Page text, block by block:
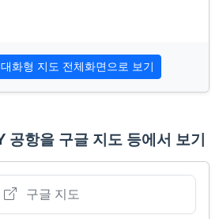
화형 지도 전체화면으로 보기
공항을 구글 지도 등에서 보기
구글 지도